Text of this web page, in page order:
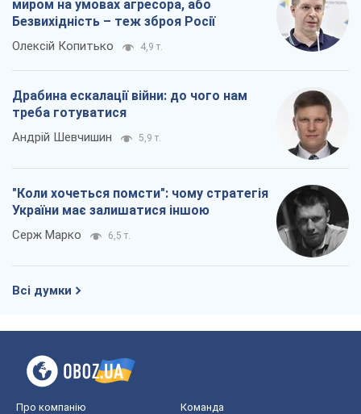
миром на умовах агресора, або
Безвихідність – теж зброя Росії
Олексій Копитько 4,9 т.
Драбина ескалації війни: до чого нам
треба готуватися
Андрій Шевчишин 5,9 т.
"Коли хочеться помсти": чому стратегія
України має залишатися іншою
Серж Марко 6,5 т.
Всі думки
Про компанію Команда